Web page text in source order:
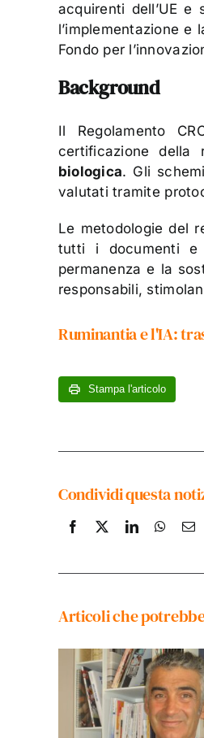
acquirenti dell’UE
l’implementazione e
Fondo per
Background
Il Regolamento
certificazione
biologica. Gli
valutati tramite
Le metodologie del
tutti i documenti e
permanenza e la
responsabili,
Ruminantia e l'IA:
Stampa l'articolo
Condividi questa
Articoli che